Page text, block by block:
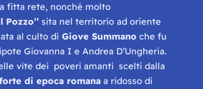
fitta rete, nonché molto
Pozzo’’sita nel territorio ad oriente
al culto di Giove Summano che fu
Giovanna I e Andrea D’Ungheria.
vite dei poveri amanti scelti dalla
di epoca romanaa ridosso di